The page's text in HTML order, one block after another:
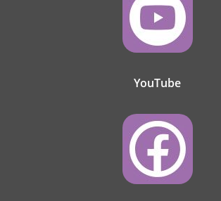
YouTube